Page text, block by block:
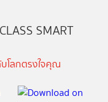
SMART
โลกตรงใจคุณ